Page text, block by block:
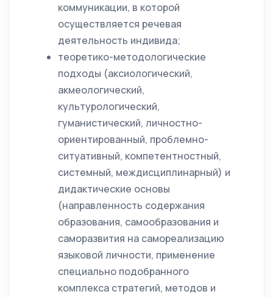
коммуникации, в которой
осуществляется речевая
деятельность индивида;
теоретико-методологические
подходы (аксиологический,
акмеологический,
культурологический,
гуманистический, личностно-
ориентированный, проблемно-
ситуативный, компетентностный,
системный, междисциплинарный) и
дидактические основы
(направленность содержания
образования, самообразования и
саморазвития на самореализацию
языковой личности, применение
специально подобранного
комплекса стратегий, методов и